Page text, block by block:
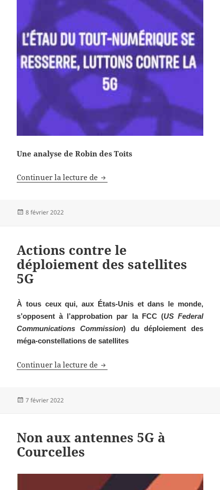
Une analyse de Robin des Toits
Continuer la lecture de Après l’abandon d’Enedis en
Publié
8 février 2022
Actions contre le
déploiement des satellites
5G
À tous ceux qui, aux États-Unis et dans le monde,
s’opposent à l’approbation par la FCC (US Federal
Communications Commission) du déploiement des
méga-constellations de satellites
Continuer la lecture de Actions contre le déploiement
Publié
7 février 2022
Non aux antennes 5G à
Courcelles